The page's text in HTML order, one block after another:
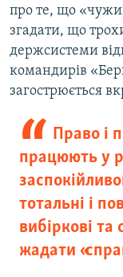
про те, що
згадати, що
держсистеми
командирів
загострюється
Право і
працюють у
тотальні і
вибіркові
жадати